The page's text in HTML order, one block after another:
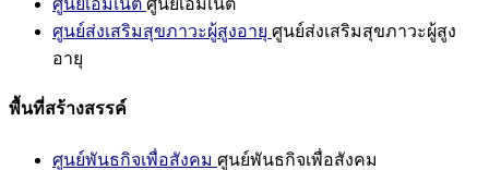
ศูนย์เอ็มเน็ต ศูนย์เอ็มเน็ต
ศูนย์ส่งเสริมสุขภาวะผู้สูงอายุ ศูนย์ส่งเสริมสุขภาวะผู้สูง
อายุ
พื้นที่สร้างสรรค์
ศูนย์พันธกิจเพื่อสังคม ศูนย์พันธกิจเพื่อสังคม